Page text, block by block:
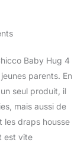
Baby Hug 4
parents. En
seul produit, il
mais aussi de
les draps housse
est vite